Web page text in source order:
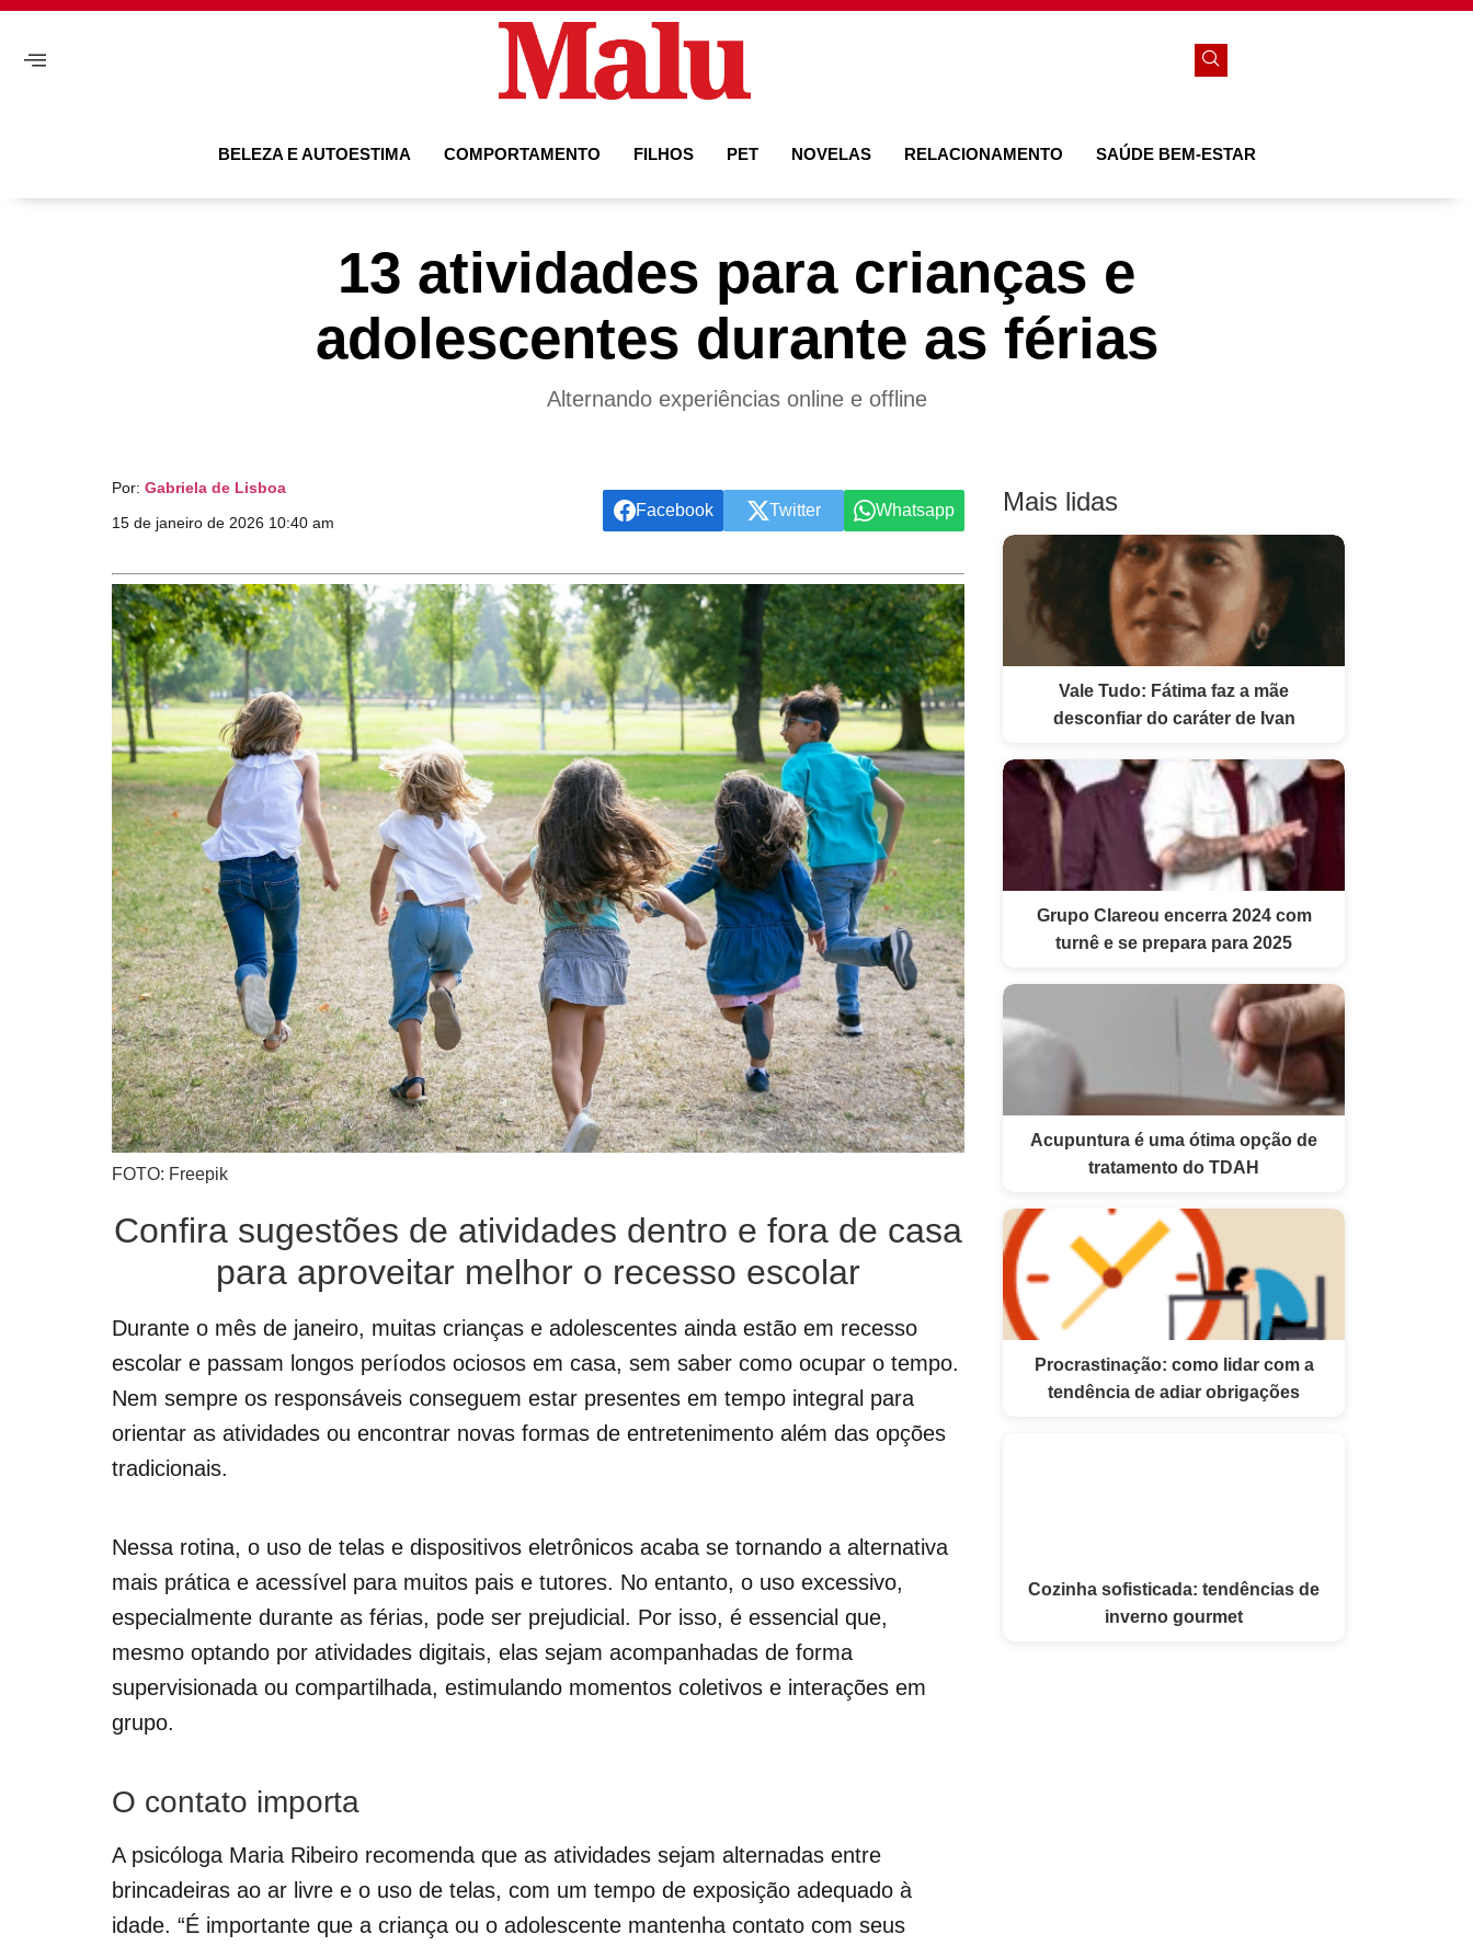
BELEZA E AUTOESTIMA COMPORTAMENTO FILHOS PET NOVELAS RELACIONAMENTO SAÚDE BEM-ESTAR
13 atividades para crianças e
adolescentes durante as férias
Alternando experiências online e offline
Por: Gabriela de Lisboa
15 de janeiro de 2026 10:40 am
Facebook Twitter Whatsapp
FOTO: Freepik
Confira sugestões de atividades dentro e fora de casa
para aproveitar melhor o recesso escolar
Durante o mês de janeiro, muitas crianças e adolescentes ainda estão em recesso
escolar e passam longos períodos ociosos em casa, sem saber como ocupar o tempo.
Nem sempre os responsáveis conseguem estar presentes em tempo integral para
orientar as atividades ou encontrar novas formas de entretenimento além das opções
tradicionais.
Nessa rotina, o uso de telas e dispositivos eletrônicos acaba se tornando a alternativa
mais prática e acessível para muitos pais e tutores. No entanto, o uso excessivo,
especialmente durante as férias, pode ser prejudicial. Por isso, é essencial que,
mesmo optando por atividades digitais, elas sejam acompanhadas de forma
supervisionada ou compartilhada, estimulando momentos coletivos e interações em
grupo.
O contato importa
A psicóloga Maria Ribeiro recomenda que as atividades sejam alternadas entre
brincadeiras ao ar livre e o uso de telas, com um tempo de exposição adequado à
idade. “É importante que a criança ou o adolescente mantenha contato com seus
Mais lidas
Vale Tudo: Fátima faz a mãe
desconfiar do caráter de Ivan
Grupo Clareou encerra 2024 com
turnê e se prepara para 2025
Acupuntura é uma ótima opção de
tratamento do TDAH
Procrastinação: como lidar com a
tendência de adiar obrigações
Cozinha sofisticada: tendências de
inverno gourmet